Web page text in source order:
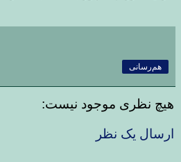
هم‌رسانی
هیچ نظری موجود نیست:
ارسال یک نظر